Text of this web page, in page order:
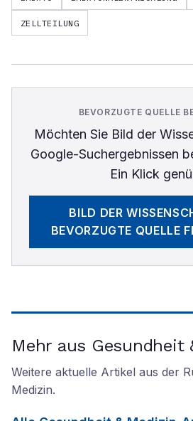
ZELLTEILUNG
BEVORZUGTE QUELLE
Möchten Sie Bild der
Google-Suchergebnissen
Ein Klick
BILD DER
BEVORZUGTE QUELLE
Mehr aus Gesundheit
Weitere aktuelle Artikel aus der
Medizin.